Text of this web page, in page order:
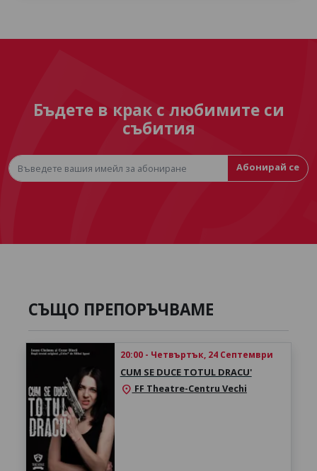
Бъдете в крак с любимите си
събития
Абонирай се
СЪЩО ПРЕПОРЪЧВАМЕ
20:00 - Четвъртък, 24 Септември
CUM SE DUCE TOTUL DRACU'
location_on FF Theatre-Centru Vechi